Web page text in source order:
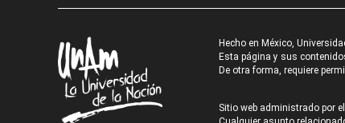
Hecho en México,
Esta página y sus
De otra forma, requiere
Sitio web administrado por